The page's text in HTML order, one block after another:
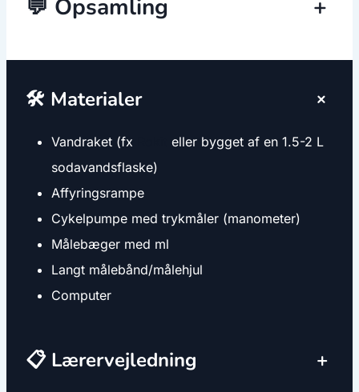
💬 Opsamling
+
🛠️ Materialer +
Vandraket (fx
eller bygget af en 1.5-2 L
sodavandsflaske)
Affyringsrampe
Cykelpumpe med trykmåler (manometer)
Målebæger med ml
Langt målebånd/målehjul
Computer
📋 Lærervejledning
+